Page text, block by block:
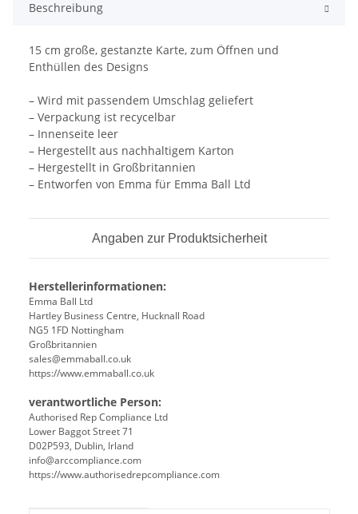
Beschreibung
15 cm große, gestanzte Karte, zum Öffnen und
Enthüllen des Designs
– Wird mit passendem Umschlag geliefert
– Verpackung ist recycelbar
– Innenseite leer
– Hergestellt aus nachhaltigem Karton
– Hergestellt in Großbritannien
– Entworfen von Emma für Emma Ball Ltd
Angaben zur Produktsicherheit
Herstellerinformationen:
Emma Ball Ltd
Hartley Business Centre, Hucknall Road
NG5 1FD Nottingham
Großbritannien
sales@emmaball.co.uk
https://www.emmaball.co.uk
verantwortliche Person:
Authorised Rep Compliance Ltd
Lower Baggot Street 71
D02P593, Dublin, Irland
info@arccompliance.com
https://www.authorisedrepcompliance.com